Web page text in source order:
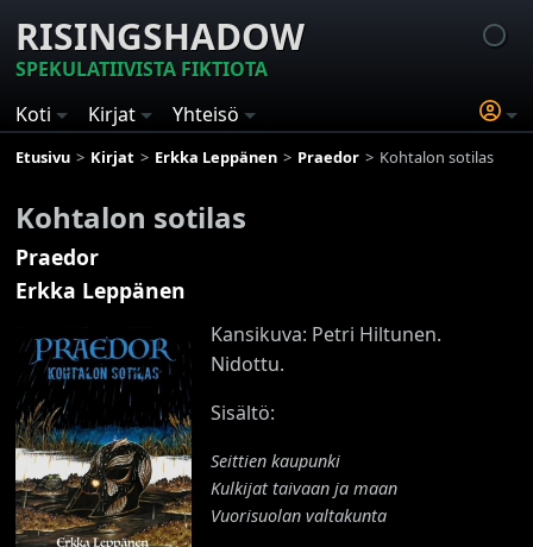
RISINGSHADOW
SPEKULATIIVISTA FIKTIOTA
Koti
Kirjat Yhteisö
Etusivu Kirjat Erkka Leppänen Praedor Kohtalon sotilas
Kohtalon sotilas
Praedor
Erkka Leppänen
Kansikuva: Petri Hiltunen.
Nidottu.
Sisältö:
Seittien kaupunki
Kulkijat taivaan ja maan
Vuorisuolan valtakunta